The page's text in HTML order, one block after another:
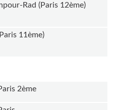
Rad (Paris 12ème)
11ème)
2ème